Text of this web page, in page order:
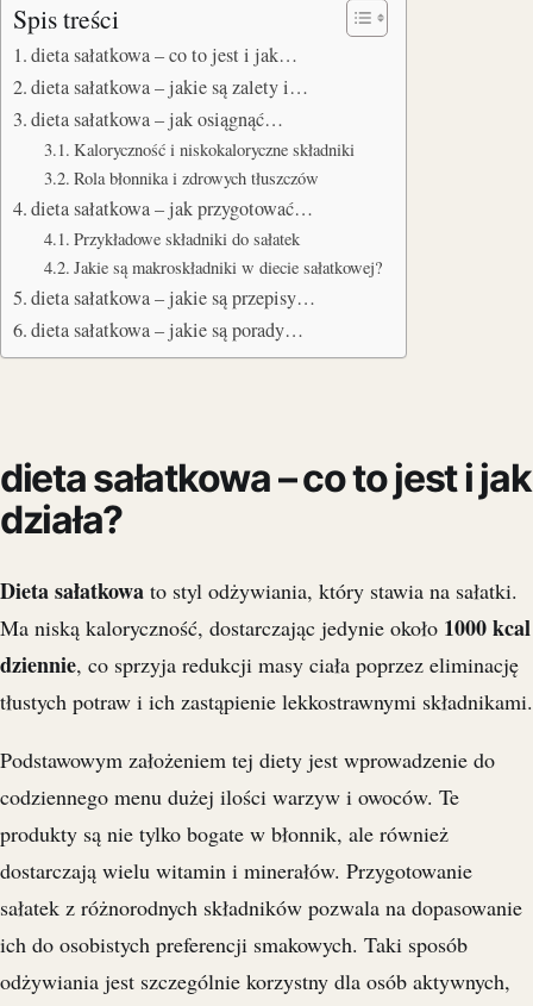
Spis treści
dieta sałatkowa – co to jest i jak…
dieta sałatkowa – jakie są zalety i…
dieta sałatkowa – jak osiągnąć…
Kaloryczność i niskokaloryczne składniki
Rola błonnika i zdrowych tłuszczów
dieta sałatkowa – jak przygotować…
Przykładowe składniki do sałatek
Jakie są makroskładniki w diecie sałatkowej?
dieta sałatkowa – jakie są przepisy…
dieta sałatkowa – jakie są porady…
dieta sałatkowa – co to jest i jak
działa?
Dieta sałatkowa to styl odżywiania, który stawia na sałatki.
Ma niską kaloryczność, dostarczając jedynie około 1000 kcal
dziennie, co sprzyja redukcji masy ciała poprzez eliminację
tłustych potraw i ich zastąpienie lekkostrawnymi składnikami.
Podstawowym założeniem tej diety jest wprowadzenie do
codziennego menu dużej ilości warzyw i owoców. Te
produkty są nie tylko bogate w błonnik, ale również
dostarczają wielu witamin i minerałów. Przygotowanie
sałatek z różnorodnych składników pozwala na dopasowanie
ich do osobistych preferencji smakowych. Taki sposób
odżywiania jest szczególnie korzystny dla osób aktywnych,